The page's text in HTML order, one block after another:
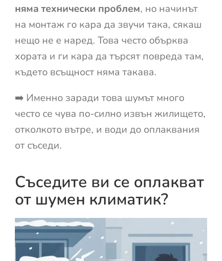
няма технически проблем, но начинът
на монтаж го кара да звучи така, сякаш
нещо не е наред. Това често обърква
хората и ги кара да търсят повреда там,
където всъщност няма такава.
➡️ Именно заради това шумът много
често се чува по-силно извън жилището,
отколкото вътре, и води до оплаквания
от съседи.
Съседите ви се оплакват
от шумен климатик?